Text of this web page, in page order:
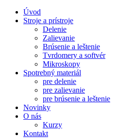
Úvod
Stroje a prístroje
Delenie
Zalievanie
Brúsenie a leštenie
Tvrdomery a softvér
Mikroskopy
Spotrebný materiál
pre delenie
pre zalievanie
pre brúsenie a leštenie
Novinky
O nás
Kurzy
Kontakt